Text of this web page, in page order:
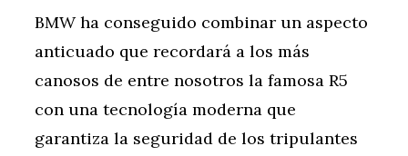
BMW ha conseguido combinar un aspecto
anticuado que recordará a los más
canosos de entre nosotros la famosa R5
con una tecnología moderna que
garantiza la seguridad de los tripulantes